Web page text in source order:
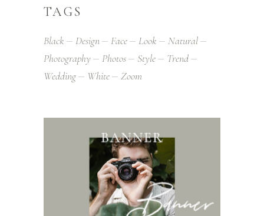
TAGS
Black Design Face Look
Natural
Photography
Photos Style
Trend
Wedding
White Zoom